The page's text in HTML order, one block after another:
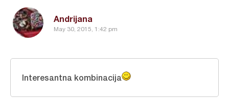
Andrijana
May 30, 2015, 1:42 pm
Interesantna kombinacija